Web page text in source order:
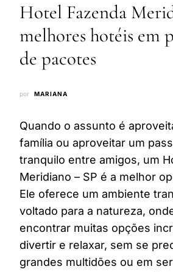
Hotel Fazenda
melhores hotéis em
de pacotes
por MARIANA
Quando o assunto é
família ou aproveitar um
tranquilo entre amigos, um
Meridiano – SP é a melhor
Ele oferece um ambiente
voltado para a natureza,
encontrar muitas opções
divertir e relaxar, sem se
grandes multidões ou em